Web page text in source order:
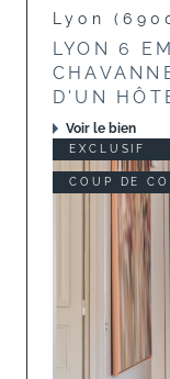
Lyon
LYON 6
D'UN
Voir le bien
EXCLUSIF
COUP DE